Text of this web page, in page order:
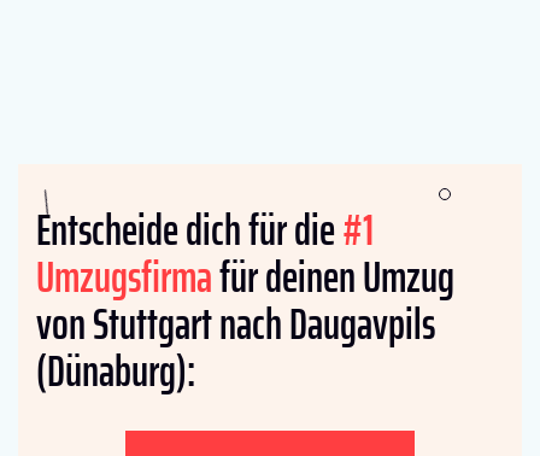
Entscheide dich für die#1
Umzugsfirmafür deinen Umzug
von Stuttgart nach Daugavpils
(Dünaburg):